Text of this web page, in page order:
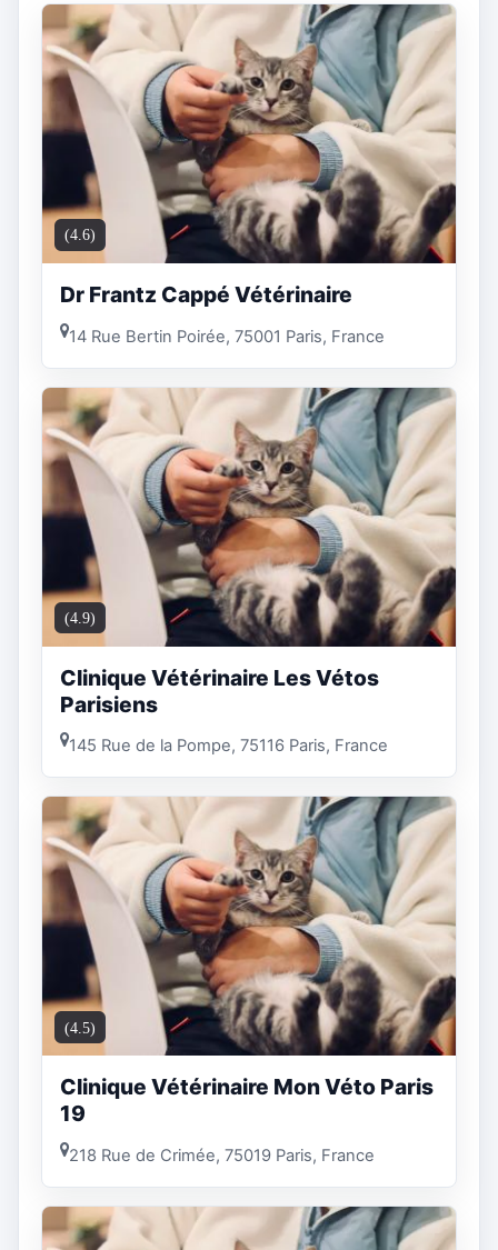
(4.6)
Dr Frantz Cappé Vétérinaire
14 Rue Bertin Poirée, 75001 Paris, France
(4.9)
Clinique Vétérinaire Les Vétos
Parisiens
145 Rue de la Pompe, 75116 Paris, France
(4.5)
Clinique Vétérinaire Mon Véto Paris
19
218 Rue de Crimée, 75019 Paris, France